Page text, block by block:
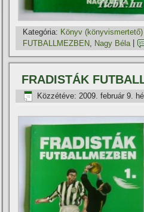
Kategória: Könyv (könyvismertető)
FUTBALLMEZBEN Nagy Béla
FRADISTÁK
Közzétéve: 2009. február 9.